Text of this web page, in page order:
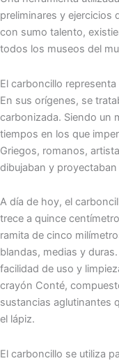
preliminares y ejercicios
con sumo talento,
todos los museos del
El carboncillo
En sus orígenes, se
carbonizada. Siendo un
tiempos en los que
Griegos, romanos,
dibujaban y
A día de hoy, el
trece a quince
ramita de cinco
blandas, medias y
facilidad de uso y
crayón Conté,
sustancias aglutinantes
el lápiz.
El carboncillo se utiliza